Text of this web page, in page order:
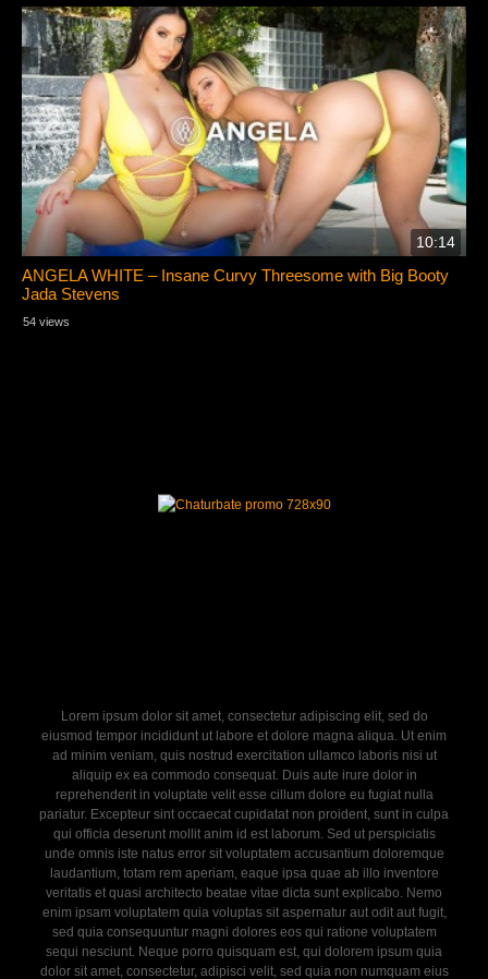
10:14
ANGELA WHITE – Insane Curvy Threesome with Big Booty
Jada Stevens
54 views
Lorem ipsum dolor sit amet, consectetur adipiscing elit, sed do
eiusmod tempor incididunt ut labore et dolore magna aliqua. Ut enim
ad minim veniam, quis nostrud exercitation ullamco laboris nisi ut
aliquip ex ea commodo consequat. Duis aute irure dolor in
reprehenderit in voluptate velit esse cillum dolore eu fugiat nulla
pariatur. Excepteur sint occaecat cupidatat non proident, sunt in culpa
qui officia deserunt mollit anim id est laborum. Sed ut perspiciatis
unde omnis iste natus error sit voluptatem accusantium doloremque
laudantium, totam rem aperiam, eaque ipsa quae ab illo inventore
veritatis et quasi architecto beatae vitae dicta sunt explicabo. Nemo
enim ipsam voluptatem quia voluptas sit aspernatur aut odit aut fugit,
sed quia consequuntur magni dolores eos qui ratione voluptatem
sequi nesciunt. Neque porro quisquam est, qui dolorem ipsum quia
dolor sit amet, consectetur, adipisci velit, sed quia non numquam eius